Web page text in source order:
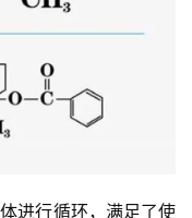
进行循环，满足了使